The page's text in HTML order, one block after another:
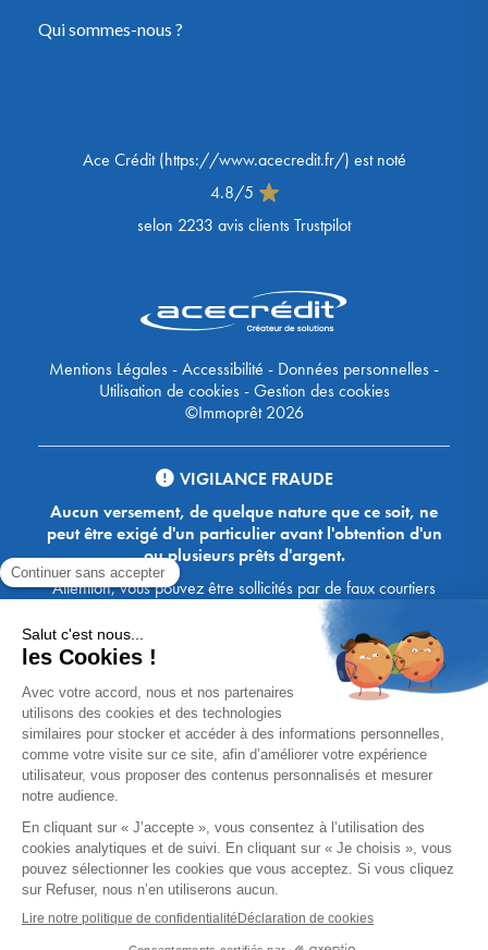
Qui sommes-nous ?
Ace Crédit(https://www.acecredit.fr/) est noté
4.8/5
selon 2233 avis clients Trustpilot
Mentions Légales-Accessibilité - Données personnelles-
Utilisation de cookies-Gestion des cookies
©Immoprêt 2026
VIGILANCE FRAUDE
Aucun versement, de quelque nature que ce soit, ne
peut être exigé d'un particulier avant l'obtention d'un
ou plusieurs prêts d'argent.
Attention, vous pouvez être sollicités par de faux courtiers
Ace Crédit / Immoprêt, qui vous proposent de bénéficier de
crédits, en vous demandant de transmettre des documents,
des fonds, des coordonnées bancaires, etc. Soyez vigilants :
Immoprêt ne demande jamais à ses clients de virer sur ses
comptes des sommes prêtées par les banques, à l'exception
des honoraires des agences. Les courtiers Ace Crédit /
Immoprêt vous écrivent toujours d'une adresse mail
xxxx@acecredit.fr ou xxxx@immopret.fr.
* Taux fixe national hors assurance, pouvant varier selon votre région et
dossier. Exemple représentatif pour un montant emprunté de 200 000 €.
Taux débiteur fixe de 2.85 % et TAEG fixe (hors frais) de 3.21 % (taux
assurance emprunteur de 0,36%) sur 15 ans. 180 mensualités de
1 426,78 € (dont 60,00 € d'assurance). Coût total du crédit (hors frais) :
56 820,53 €. Montant total dû (hors frais) : 256 820,53 €.